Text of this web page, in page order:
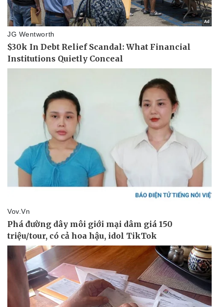
Sức khỏe
Dinh dưỡng - món ngon
Sản phụ khoa
Nhi khoa
Nam khoa
Phòng mạch online
Ăn sạch sống khỏe
Đời sống
Tình yêu - Gia đình